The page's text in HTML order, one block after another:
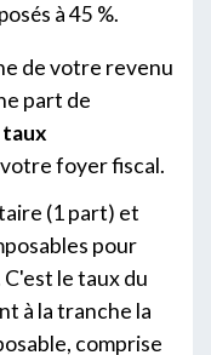
à 45 %.
de votre revenu
part de
taux
foyer fiscal.
(1 part) et
pour
le taux du
à la tranche la
comprise